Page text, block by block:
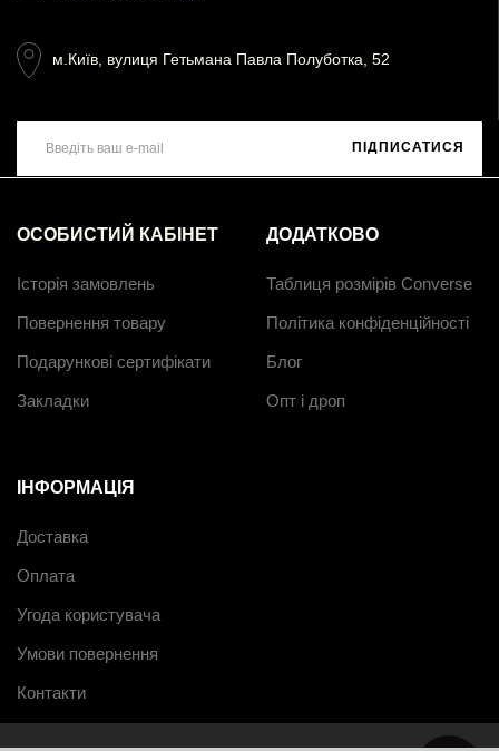
м.Київ, вулиця Гетьмана Павла Полуботка, 52
ПІДПИСАТИСЯ
ОСОБИСТИЙ КАБІНЕТ
Історія замовлень
Повернення товару
Подарункові сертифікати
Закладки
ДОДАТКОВО
Таблиця розмірів Converse
Політика конфіденційності
Блог
Опт і дроп
ІНФОРМАЦІЯ
Доставка
Оплата
Угода користувача
Умови повернення
Контакти